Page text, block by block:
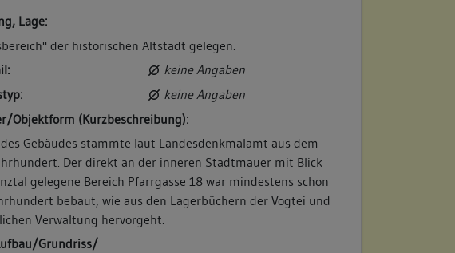
Lage:
der historischen Altstadt gelegen.
keine Angaben
keine Angaben
Objektform (Kurzbeschreibung):
Gebäudes stammte laut Landesdenkmalamt aus dem
Der direkt an der inneren Stadtmauer mit Blick
gelegene Bereich Pfarrgasse 18 war mindestens schon
bebaut, wie aus den Lagerbüchern der Vogtei und
Verwaltung hervorgeht.
Grundriss/